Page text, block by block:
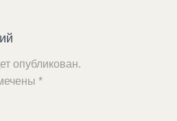
опубликован.
*